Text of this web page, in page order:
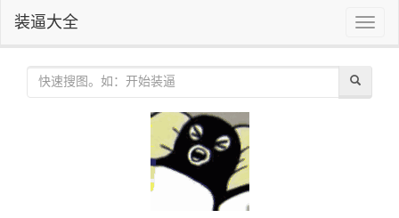
Toggle
装逼大全